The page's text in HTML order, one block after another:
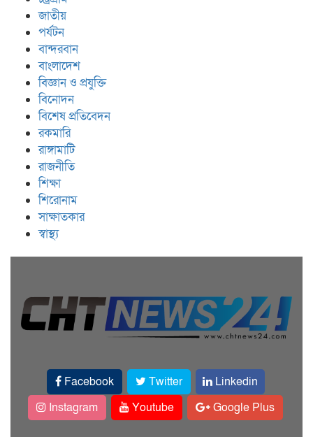
জাতীয়
পর্যটন
বান্দরবান
বাংলাদেশ
বিজ্ঞান ও প্রযুক্তি
বিনোদন
বিশেষ প্রতিবেদন
রকমারি
রাঙ্গামাটি
রাজনীতি
শিক্ষা
শিরোনাম
সাক্ষাতকার
স্বাস্থ্য
Facebook Twitter
Linkedin
Instagram
Youtube Google Plus